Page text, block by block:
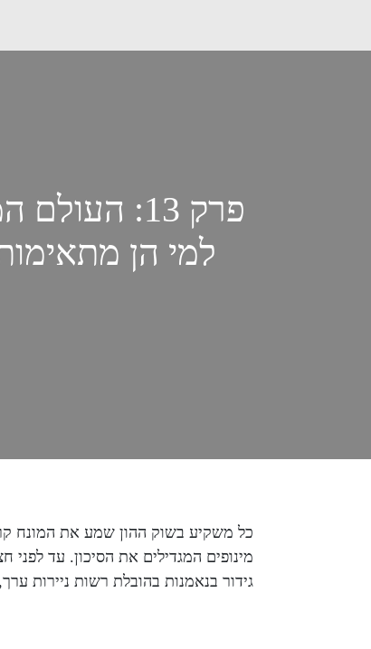
פרק 13:
למי הן
כל משקיע בשוק ההון שמע את המונח
מינופים המגדילים את הסיכון. עד
גידור בנאמנות בהובלת רשות ניירות